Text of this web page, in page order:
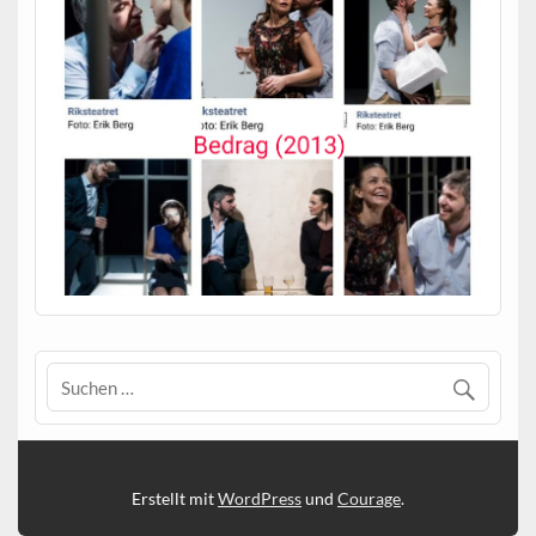
Erstellt mitWordPressund Courage.